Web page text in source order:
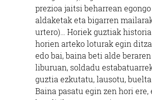
prezioa jaitsi beharrean
aldaketak eta bigarren
urtero)… Horiek guztiak
horien arteko loturak egin
edo bai, baina beti alde
liburuan, soldadu
guztia ezkutatu, lausotu,
Baina pasatu egin zen hori